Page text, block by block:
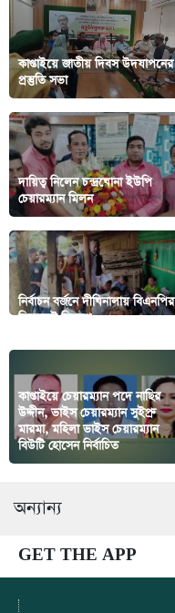
কাপ্তাইয়ে জাতীয় দিবস উদযাপনের
প্রস্তুতি সভা
দায়িত্ব নিলেন চন্দ্রঘোনা ইউপি
চেয়ারম্যান মিলন
নির্বাচন বর্জনে দীঘিনালায় বিএনপির
লিফলেট বিতরণ
কাপ্তাইয়ে চেয়ারম্যান পদে নাছির
উদ্দীন, ভাইস চেয়ারম্যান সুইপ্রু
মারমা, মহিলা ভাইস চেয়ারম্যান
বিউটি হোসেন নির্বাচিত
অন্যান্য
GET THE APP